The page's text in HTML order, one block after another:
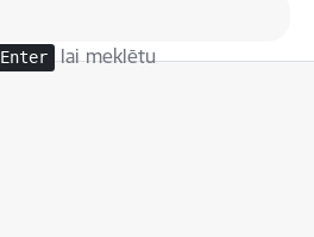
Enter lai meklētu